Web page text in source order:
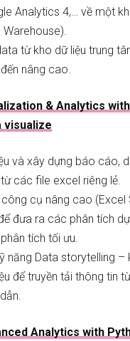
Analytics 4,… về một
từ kho dữ liệu trung
nâng cao.
& Analytics
visualize
và xây dựng báo cáo,
các file excel riêng lẻ.
cụ nâng cao (Excel
đưa ra các phân tích
tích tối ưu.
năng Data storytelling –
để truyền tải thông tin
Analytics with